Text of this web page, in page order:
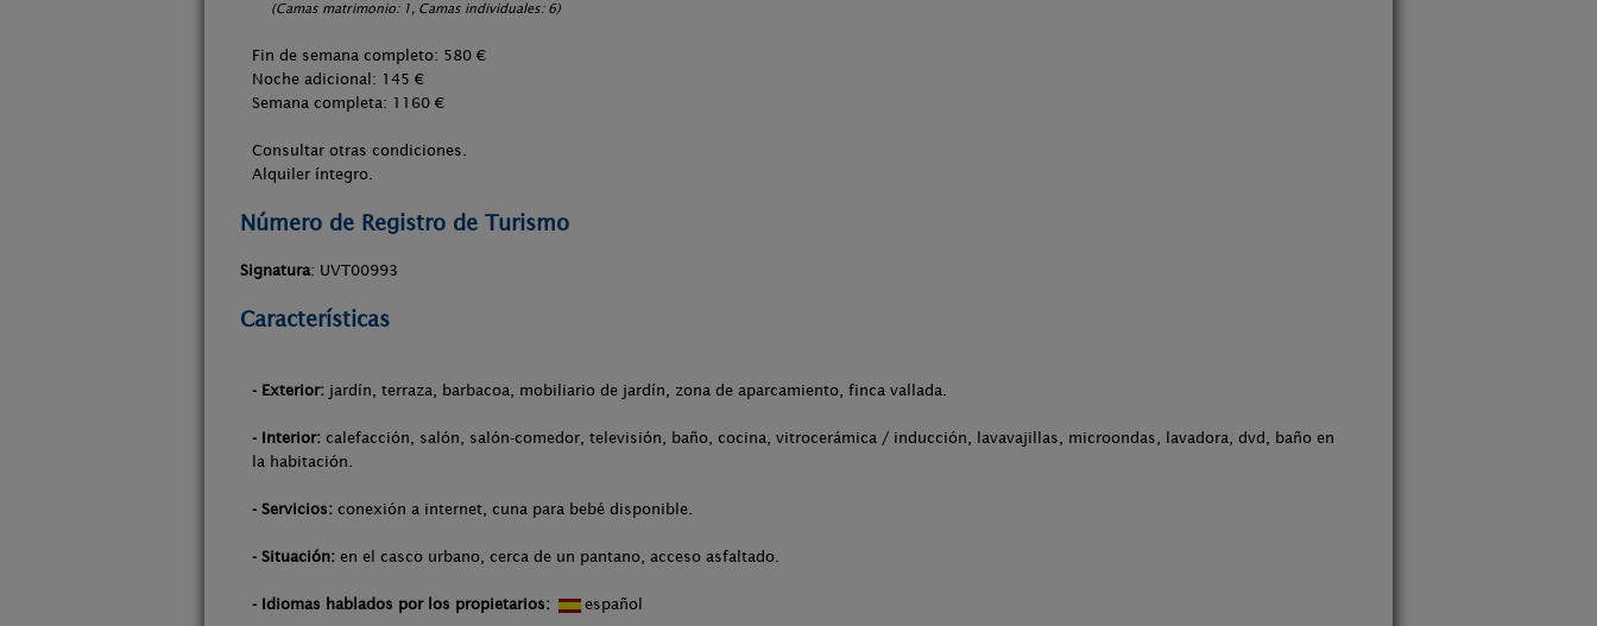
(Camas matrimonio: 1, Camas individuales: 6)
Fin de semana completo: 580 €
Noche adicional: 145 €
Semana completa: 1160 €
Consultar otras condiciones.
Alquiler íntegro.
Número de Registro de Turismo
Signatura: UVT00993
Características
- Exterior: jardín, terraza, barbacoa, mobiliario de jardín, zona de aparcamiento, finca vallada.
- Interior: calefacción, salón, salón-comedor, televisión, baño, cocina, vitrocerámica / inducción, lavavajillas, microondas, lavadora, dvd, baño en
la habitación.
- Servicios: conexión a internet, cuna para bebé disponible.
- Situación: en el casco urbano, cerca de un pantano, acceso asfaltado.
- Idiomas hablados por los propietarios: español